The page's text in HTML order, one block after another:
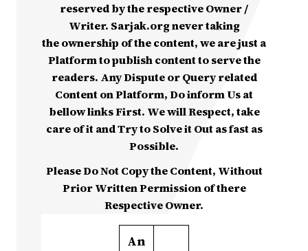
reserved by the respective Owner /
Writer. Sarjak.org never taking
the ownership of the content, we are just a
Platform to publish content to serve the
readers. Any Dispute or Query related
Content on Platform, Do inform Us at
bellow links First. We will Respect, take
care of it and Try to Solve it Out as fast as
Possible.
Please Do Not Copy the Content, Without
Prior Written Permission of there
Respective Owner.
An